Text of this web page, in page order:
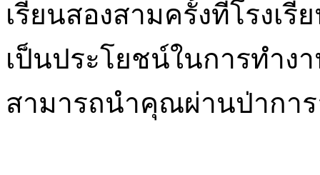
เรียนสองสามครั้งที่โรงเ
เป็นประโยชน์ในการทำง
สามารถนำคุณผ่านป่ากา